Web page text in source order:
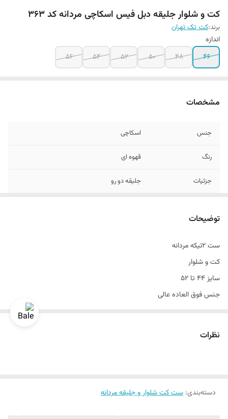
کت و شلوار جلیقه دبل فیس اسکاچی مردانه کد ۳۶۳
برند:کت تک تهران
اندازه
46
48
50
52
54
56
مشخصات
جنس اسکاچی
رنگ قهوه ای
جزئیات جلیقه دو رو
دراپ
تن خور
توضیحات
ست ۲تیکه مردانه
کت و شلوار
سایز ۴۴ تا ۵۲
جنس فوق العاده عالی
نظرات
دسته‌بندی: ست کت شلوار و جلیقه مردانه